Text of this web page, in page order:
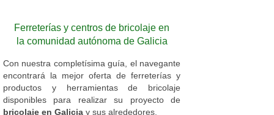
Ferreterías y centros de bricolaje en
la comunidad autónoma de Galicia
Con nuestra completísima guía, el navegante
encontrará la mejor oferta de ferreterías y
productos y herramientas de bricolaje
disponibles para realizar su proyecto de
bricolaje en Galicia y sus alrededores.